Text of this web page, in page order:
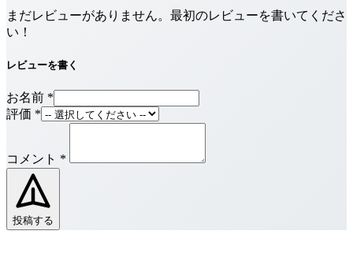
まだレビューがありません。最初のレビューを書いてくださ
い！
レビューを書く
お名前 *
評価 *
コメント *
投稿する